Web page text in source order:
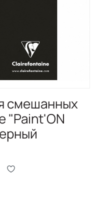
смешанных
"Paint'ON